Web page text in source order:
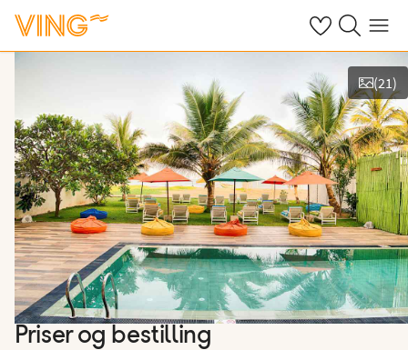
Se dine sparte
Søk påMeny
Vis bilder
(21)
Priser og bestilling